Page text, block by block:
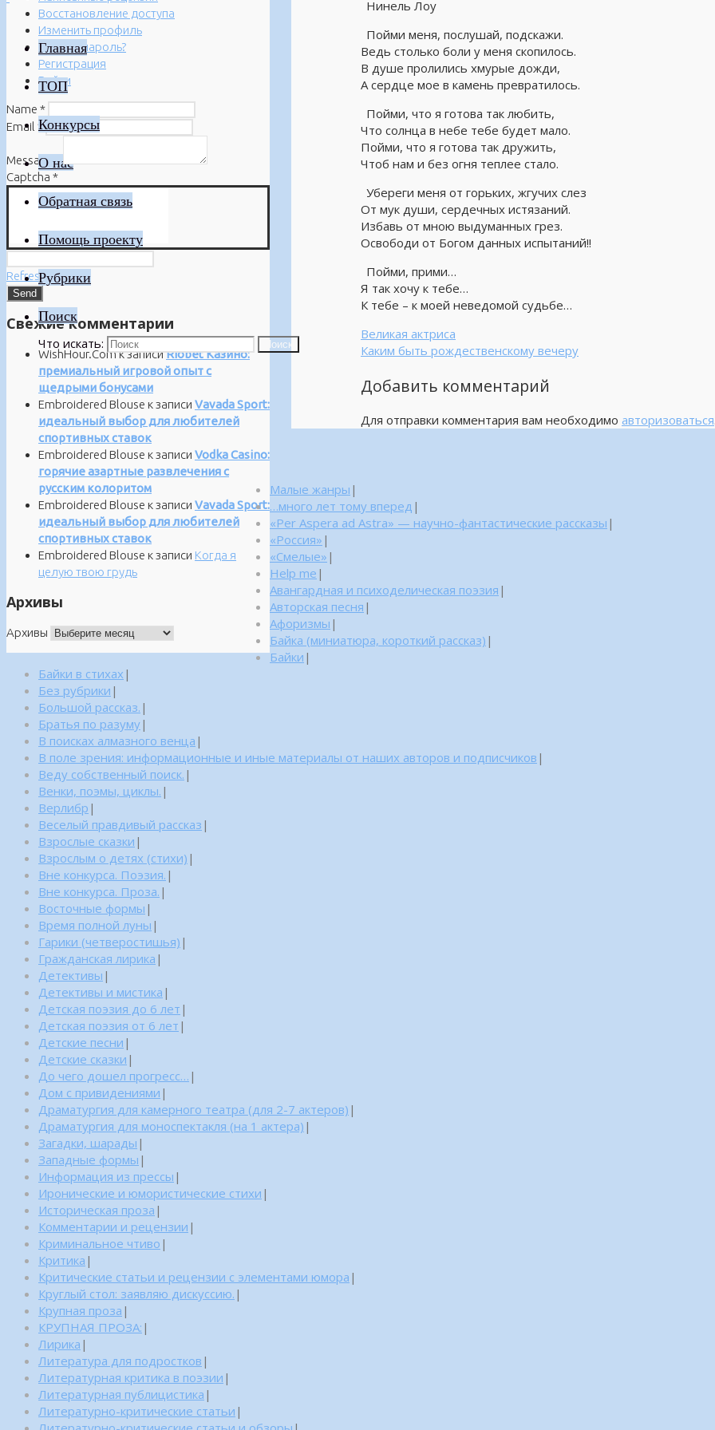
Главная
ТОП
Конкурсы
О нас
Обратная связь
Помощь проекту
Рубрики
Поиск
Что искать: Поиск
Нинель Лоу
Пойми меня, послушай, подскажи.
Ведь столько боли у меня скопилось.
В душе пролились хмурые дожди,
А сердце мое в камень превратилось.
Пойми, что я готова так любить,
Что солнца в небе тебе будет мало.
Пойми, что я готова так дружить,
Чтоб нам и без огня теплее стало.
Убереги меня от горьких, жгучих слез
От мук души, сердечных истязаний.
Избавь от мною выдуманных грез.
Освободи от Богом данных испытаний!!
Пойми, прими…
Я так хочу к тебе…
К тебе – к моей неведомой судьбе…
Великая актриса
Каким быть рождественскому вечеру
Добавить комментарий
Для отправки комментария вам необходимо авторизоваться
Восстановление доступа
Изменить профиль
Забыли пароль?
Регистрация
Войти
Name *
Email *
Message*
Captcha *
Refresh
Свежие комментарии
WishHour.Comк записиRiobet Казино:
премиальный игровой опыт с
щедрыми бонусами
Embroidered Blouse к записи Vavada Sport:
идеальный выбор для любителей
спортивных ставок
Embroidered Blouse к записи Vodka Casino:
горячие азартные развлечения с
русским колоритом
Embroidered Blouse к записи Vavada Sport:
идеальный выбор для любителей
спортивных ставок
Embroidered Blouse к записи Когда я
целую твою грудь
Архивы
Архивы
Малые жанры |
…много лет тому вперед |
«Per Aspera ad Astra» — научно-фантастические рассказы |
«Россия» |
«Смелые» |
Help me |
Авангардная и психоделическая поэзия |
Авторская песня |
Афоризмы |
Байка (миниатюра, короткий рассказ) |
Байки |
Байки в стихах |
Без рубрики |
Большой рассказ. |
Братья по разуму|
В поисках алмазного венца |
В поле зрения: информационные и иные материалы от наших авторов и подписчиков |
Веду собственный поиск. |
Венки, поэмы, циклы. |
Верлибр |
Веселый правдивый рассказ |
Взрослые сказки |
Взрослым о детях (стихи) |
Вне конкурса. Поэзия. |
Вне конкурса. Проза. |
Восточные формы |
Время полной луны |
Гарики (четверостишья) |
Гражданская лирика |
Детективы |
Детективы и мистика |
Детская поэзия до 6 лет |
Детская поэзия от 6 лет |
Детские песни |
Детские сказки |
До чего дошел прогресс… |
Дом с привидениями |
Драматургия для камерного театра (для 2-7 актеров) |
Драматургия для моноспектакля (на 1 актера) |
Загадки, шарады |
Западные формы |
Информация из прессы |
Иронические и юмористические стихи |
Историческая проза |
Комментарии и рецензии |
Криминальное чтиво |
Критика |
Критические статьи и рецензии с элементами юмора |
Круглый стол: заявляю дискуссию. |
Крупная проза |
КРУПНАЯ ПРОЗА: |
Лирика |
Литература для подростков |
Литературная критика в поэзии |
Литературная публицистика |
Литературно-критические статьи |